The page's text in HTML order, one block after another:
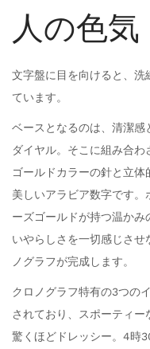
人の色気
文字盤に目を向けると、
ています。
ベースとなるのは、清潔感
ダイヤル。そこに組み合
ゴールドカラーの針と立
美しいアラビア数字です
ーズゴールドが持つ温かみ
いやらしさを一切感じさ
ノグラフが完成します。
クロノグラフ特有の3つの
されており、スポーティ
驚くほどドレッシー。4時